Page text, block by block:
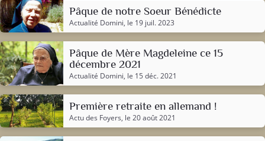
Pâque de notre Soeur Bénédicte
Actualité Domini, le 19 juil. 2023
Pâque de Mère Magdeleine ce 15
décembre 2021
Actualité Domini, le 15 déc. 2021
Première retraite en allemand !
Actu des Foyers, le 20 août 2021